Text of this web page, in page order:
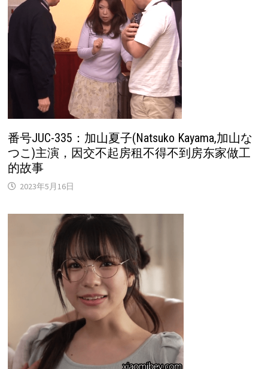
番号JUC-335：加山夏子(Natsuko Kayama,加山な
つこ)主演，因交不起房租不得不到房东家做工
的故事
2023年5月16日